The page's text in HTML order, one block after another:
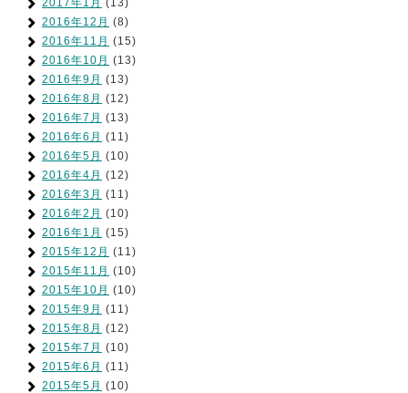
2017年1月 (13)
2016年12月 (8)
2016年11月 (15)
2016年10月 (13)
2016年9月 (13)
2016年8月 (12)
2016年7月 (13)
2016年6月 (11)
2016年5月 (10)
2016年4月 (12)
2016年3月 (11)
2016年2月 (10)
2016年1月 (15)
2015年12月 (11)
2015年11月 (10)
2015年10月 (10)
2015年9月 (11)
2015年8月 (12)
2015年7月 (10)
2015年6月 (11)
2015年5月 (10)